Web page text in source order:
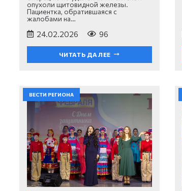
опухоли щитовидной железы.
Пациентка, обратившаяся с
жалобами на…
24.02.2026 96
ЧИТАТЬ ДАЛЕЕ
ВЕСТИ РЕГИОНА